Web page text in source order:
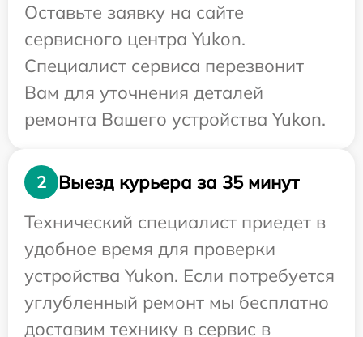
Оставьте заявку на сайте
сервисного центра Yukon.
Специалист сервиса перезвонит
Вам для уточнения деталей
ремонта Вашего устройства Yukon.
2
Выезд курьера за 35 минут
Технический специалист приедет в
удобное время для проверки
устройства Yukon. Если потребуется
углубленный ремонт мы бесплатно
доставим технику в сервис в